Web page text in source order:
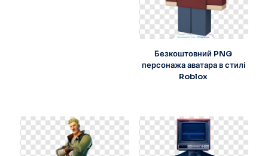
Безкоштовний PNG
персонажа аватара в стилі
Roblox